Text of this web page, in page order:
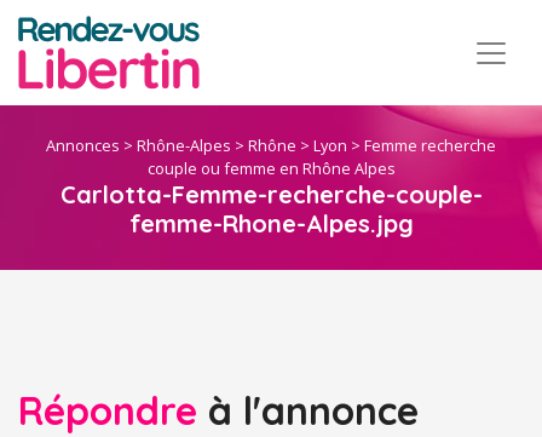
Annonces > Rhône-Alpes > Rhône > Lyon > Femme recherche
couple ou femme en Rhône Alpes
Carlotta-Femme-recherche-couple-
femme-Rhone-Alpes.jpg
Répondre à l'annonce